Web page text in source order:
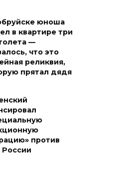
юноша
в квартире три
—
что это
реликвия,
прятал дядя
против